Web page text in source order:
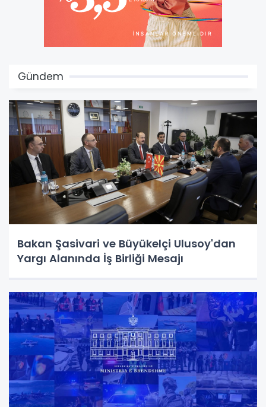
Gündem
Bakan Şasivari ve Büyükelçi Ulusoy'dan
Yargı Alanında İş Birliği Mesajı